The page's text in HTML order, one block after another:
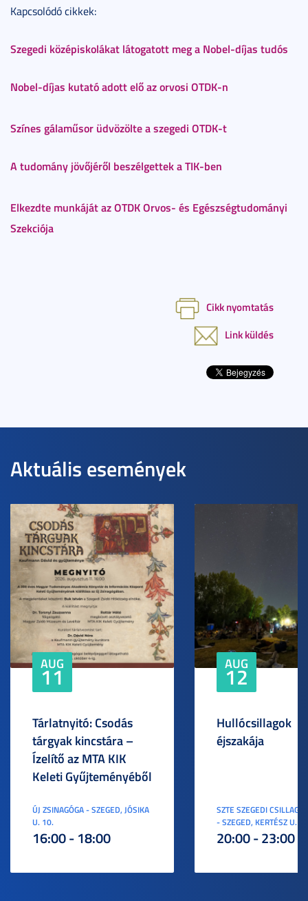
Kapcsolódó cikkek:
Szegedi középiskolákat látogatott meg a Nobel-díjas tudós
Nobel-díjas kutató adott elő az orvosi OTDK-n
Színes gálaműsor üdvözölte a szegedi OTDK-t
A tudomány jövőjéről beszélgettek a TIK-ben
Elkezdte munkáját az OTDK Orvos- és Egészségtudományi
Szekciója
Cikk nyomtatás
Link küldés
Aktuális események
AUG
11
Tárlatnyitó: Csodás
tárgyak kincstára –
Ízelítő az MTA KIK
Keleti Gyűjteményéből
ÚJ ZSINAGÓGA - SZEGED, JÓSIKA
U. 10.
16:00 - 18:00
AUG
12
Hullócsillagok
éjszakája
SZTE SZEGEDI
- SZEGED, KERTÉSZ U. 3.
20:00 - 23:00